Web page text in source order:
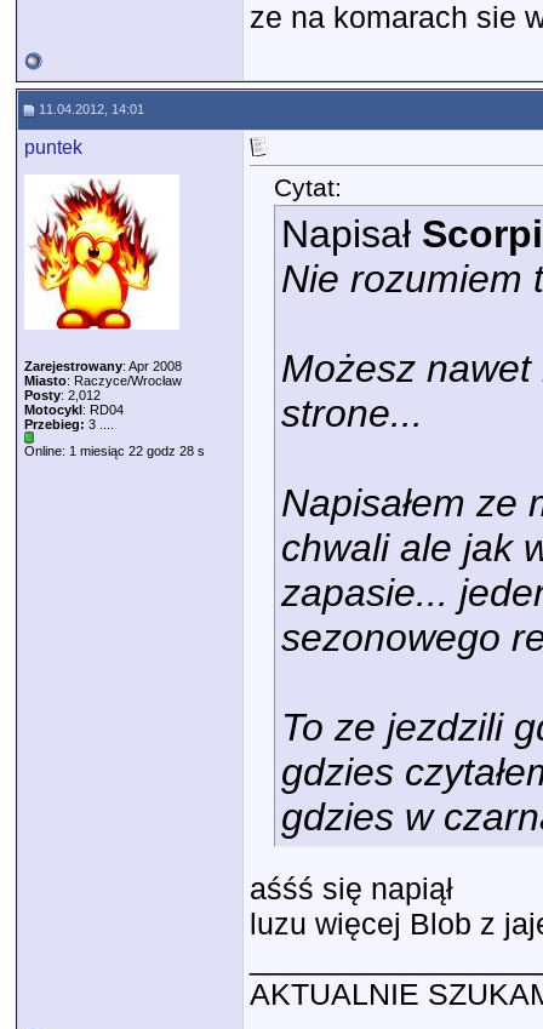
ze na komarach sie
11.04.2012, 14:01
puntek
Zarejestrowany: Apr 2008
Miasto: Raczyce/Wrocław
Posty: 2,012
Motocykl: RD04
Przebieg: 3 ....
Online: 1 miesiąc 22 godz 28 s
Cytat:
Napisał Scorpi
Nie rozumiem
Możesz
strone...
Napisałem ze
chwali ale jak
zapasie...
sezonowego
To ze jezdzili
gdzies
gdzies w
aśśś się napiął
luzu więcej Blob z
AKTUALNIE